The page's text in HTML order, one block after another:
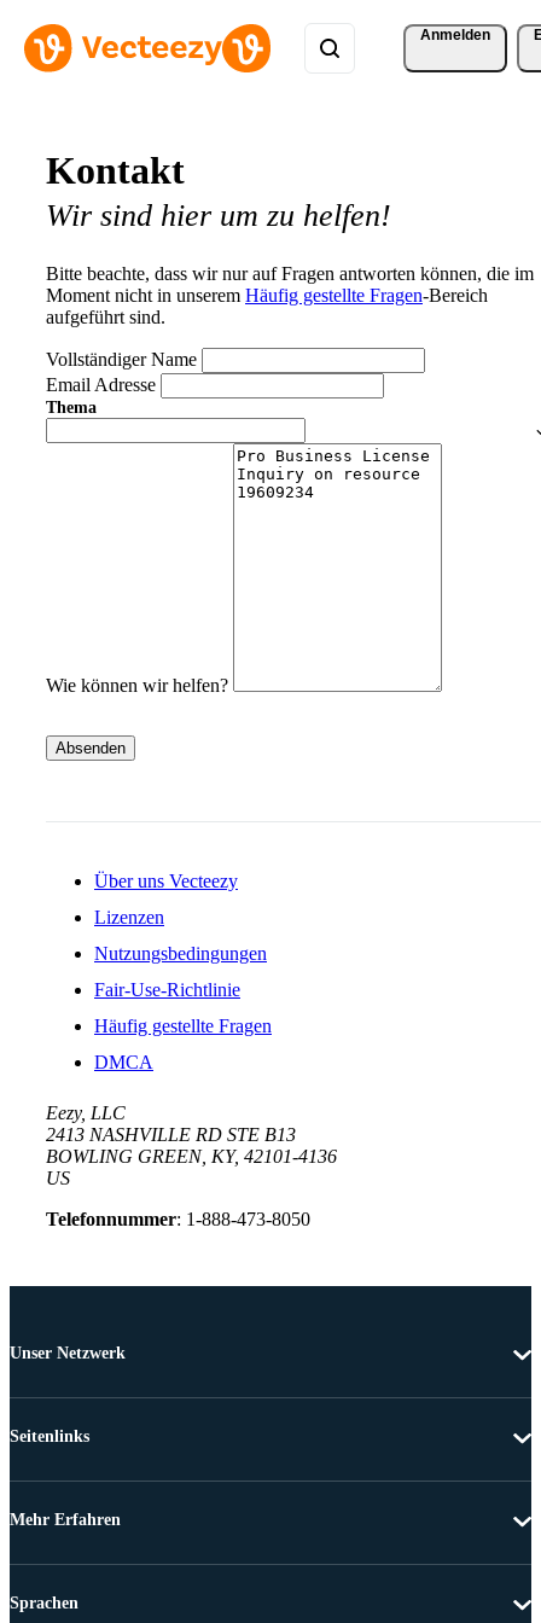
Anmelden
Kontakt
Wir sind hier um zu helfen!
Bitte beachte, dass wir nur auf Fragen antworten können, die im
Moment nicht in unserem Häufig gestellte Fragen-Bereich
aufgeführt sind.
Vollständiger Name
Email Adresse
Thema
Wie können wir helfen?
Absenden
Über uns Vecteezy
Lizenzen
Nutzungsbedingungen
Fair-Use-Richtlinie
Häufig gestellte Fragen
DMCA
Eezy, LLC
2413 NASHVILLE RD STE B13
BOWLING GREEN, KY, 42101-4136
US
Telefonnummer: 1-888-473-8050
Unser Netzwerk
Seitenlinks
Mehr Erfahren
Sprachen